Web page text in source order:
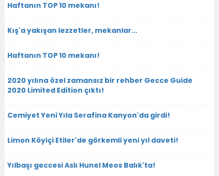
Haftanın TOP 10 mekanı!
Kış'a yakışan lezzetler, mekanlar...
Haftanın TOP 10 mekanı!
2020 yılına özel zamansız bir rehber Gecce Guide
2020 Limited Edition çıktı!
Cemiyet Yeni Yıla Serafina Kanyon'da girdi!
Limon Köyiçi Etiler'de görkemli yeni yıl daveti!
Yılbaşı geccesi Aslı Hunel Meos Balık'ta!